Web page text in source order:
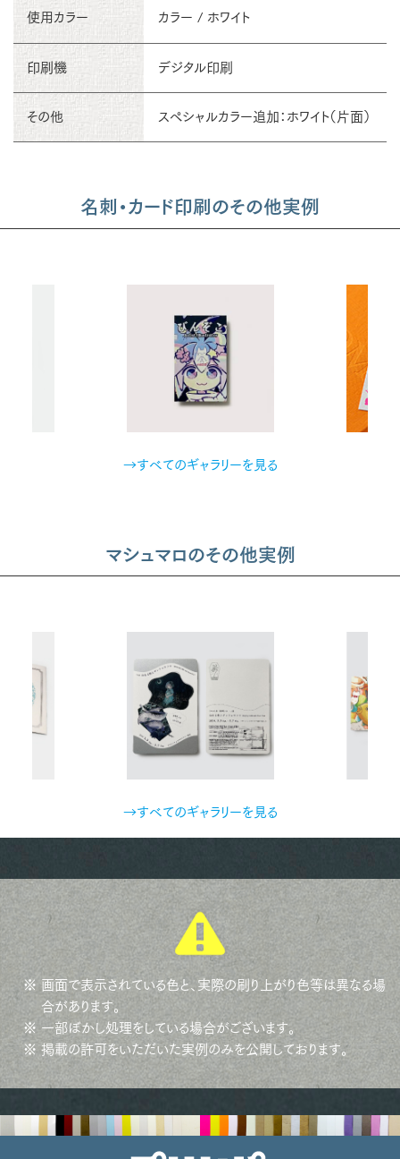
使用カラー カラー / ホワイト
印刷機 デジタル印刷
その他 スペシャルカラー追加：ホワイト（片面）
名刺・カード印刷のその他実例
→すべてのギャラリーを見る
マシュマロのその他実例
→すべてのギャラリーを見る
※ 画面で表示されている色と、実際の刷り上がり色等は異なる場
合があります。
※ 一部ぼかし処理をしている場合がございます。
※ 掲載の許可をいただいた実例のみを公開しております。